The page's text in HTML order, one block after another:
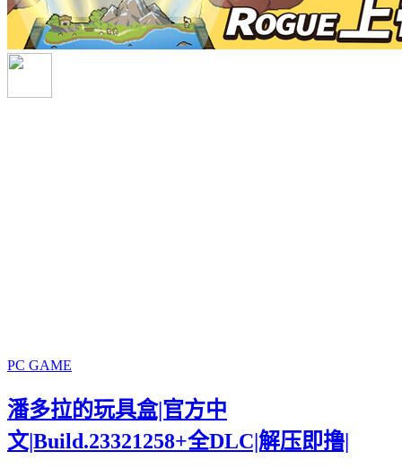
PC GAME
潘多拉的玩具盒|官方中
文|Build.23321258+全DLC|解压即撸|